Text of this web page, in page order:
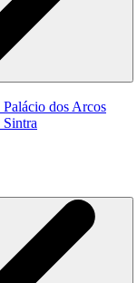
Palácio dos Arcos
Sintra